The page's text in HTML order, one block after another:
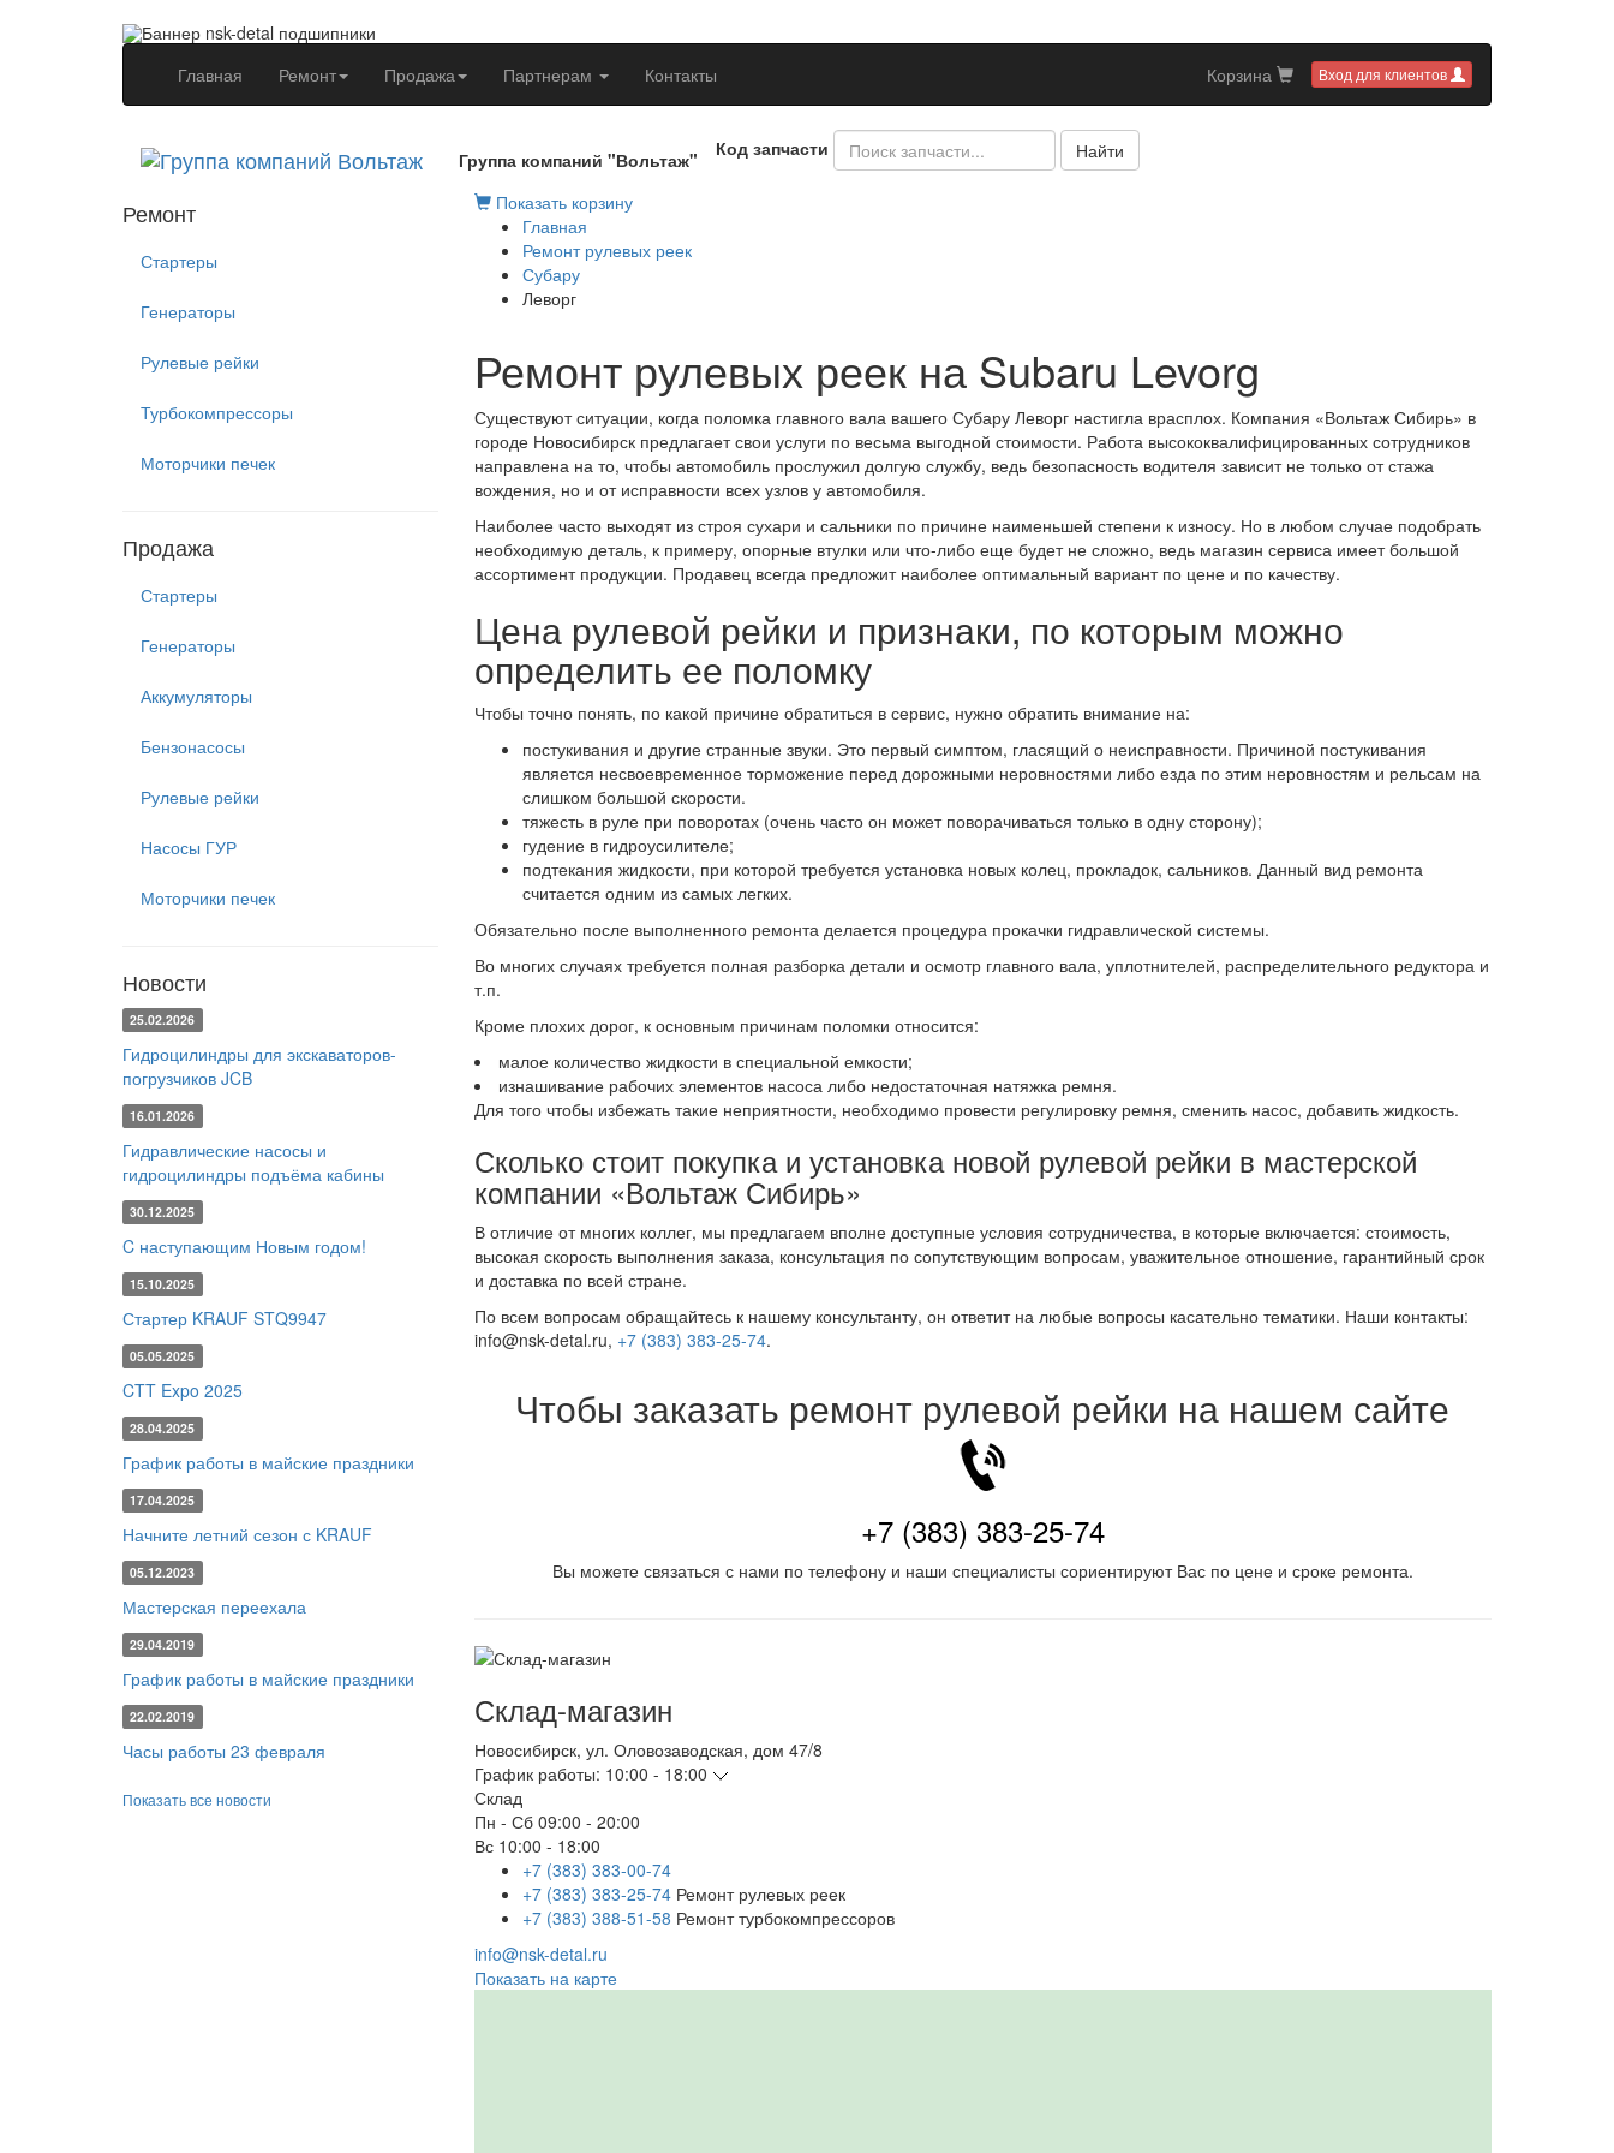
Главная (current)Ремонт Продажа Партнерам Контакты Вход для клиентов
Корзина
Группа компаний "Вольтаж"
Код запчасти Найти
Ремонт
Стартеры
Генераторы
Рулевые рейки
Турбокомпрессоры
Моторчики печек
Продажа
Стартеры
Генераторы
Аккумуляторы
Бензонасосы
Рулевые рейки
Насосы ГУР
Моторчики печек
Новости
25.02.2026
Гидроцилиндры для экскаваторов-
погрузчиков JCB
16.01.2026
Гидравлические насосы и
гидроцилиндры подъёма кабины
30.12.2025
C наступающим Новым годом!
15.10.2025
Стартер KRAUF STQ9947
05.05.2025
CTT Expo 2025
28.04.2025
График работы в майские праздники
17.04.2025
Начните летний сезон с KRAUF
05.12.2023
Мастерская переехала
29.04.2019
График работы в майские праздники
22.02.2019
Часы работы 23 февраля
Показать все новости
Показать корзину
Главная
Ремонт рулевых реек
Субару
Леворг
Ремонт рулевых реек на Subaru Levorg
Существуют ситуации, когда поломка главного вала вашего Субару Леворг настигла врасплох. Компания «Вольтаж Сибирь» в
городе Новосибирск предлагает свои услуги по весьма выгодной стоимости. Работа высококвалифицированных сотрудников
направлена на то, чтобы автомобиль прослужил долгую службу, ведь безопасность водителя зависит не только от стажа
вождения, но и от исправности всех узлов у автомобиля.
Наиболее часто выходят из строя сухари и сальники по причине наименьшей степени к износу. Но в любом случае подобрать
необходимую деталь, к примеру, опорные втулки или что-либо еще будет не сложно, ведь магазин сервиса имеет большой
ассортимент продукции. Продавец всегда предложит наиболее оптимальный вариант по цене и по качеству.
Цена рулевой рейки и признаки, по которым можно
определить ее поломку
Чтобы точно понять, по какой причине обратиться в сервис, нужно обратить внимание на:
постукивания и другие странные звуки. Это первый симптом, гласящий о неисправности. Причиной постукивания
является несвоевременное торможение перед дорожными неровностями либо езда по этим неровностям и рельсам на
слишком большой скорости.
тяжесть в руле при поворотах (очень часто он может поворачиваться только в одну сторону);
гудение в гидроусилителе;
подтекания жидкости, при которой требуется установка новых колец, прокладок, сальников. Данный вид ремонта
считается одним из самых легких.
Обязательно после выполненного ремонта делается процедура прокачки гидравлической системы.
Во многих случаях требуется полная разборка детали и осмотр главного вала, уплотнителей, распределительного редуктора и
т.п.
Кроме плохих дорог, к основным причинам поломки относится:
малое количество жидкости в специальной емкости;
изнашивание рабочих элементов насоса либо недостаточная натяжка ремня.
Для того чтобы избежать такие неприятности, необходимо провести регулировку ремня, сменить насос, добавить жидкость.
Сколько стоит покупка и установка новой рулевой рейки в мастерской
компании «Вольтаж Сибирь»
В отличие от многих коллег, мы предлагаем вполне доступные условия сотрудничества, в которые включается: стоимость,
высокая скорость выполнения заказа, консультация по сопутствующим вопросам, уважительное отношение, гарантийный срок
и доставка по всей стране.
По всем вопросам обращайтесь к нашему консультанту, он ответит на любые вопросы касательно тематики. Наши контакты:
info@nsk-detal.ru, +7 (383) 383-25-74.
Чтобы заказать ремонт рулевой рейки на нашем сайте
+7 (383) 383-25-74
Вы можете связаться с нами по телефону и наши специалисты сориентируют Вас по цене и сроке ремонта.
Склад-магазин
Новосибирск, ул. Оловозаводская, дом 47/8
График работы: 10:00 - 18:00
Склад
Пн - Сб 09:00 - 20:00
Вс 10:00 - 18:00
+7 (383) 383-00-74
+7 (383) 383-25-74 Ремонт рулевых реек
+7 (383) 388-51-58 Ремонт турбокомпрессоров
info@nsk-detal.ru
Показать на карте